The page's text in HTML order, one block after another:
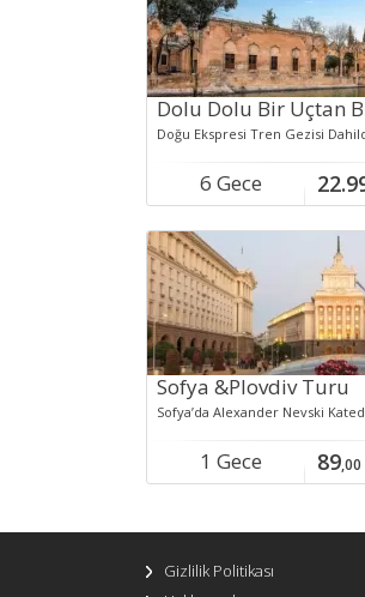
6 Gece
Konaklamalı
Sofya &Plovdiv Turu
1 Gece
Konaklamalı
89,00
Gizlilik Politikası